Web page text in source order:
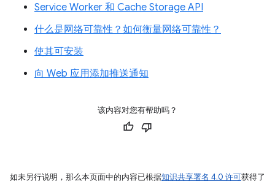
Service Worker 和 Cache Storage API
什么是网络可靠性？如何衡量网络可靠性？
使其可安装
向 Web 应用添加推送通知
该内容对您有帮助吗？
如未另行说明，那么本页面中的内容已根据知识共享署名 4.0 许可获得了